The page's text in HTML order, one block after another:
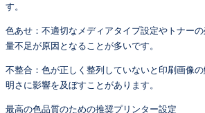
す。
色あせ：不適切なメディアタイプ設定やトナー
量不足が原因となることが多いです。
不整合：色が正しく整列していないと印刷画像
明さに影響を及ぼすことがあります。
最高の色品質のための推奨プリンター設定